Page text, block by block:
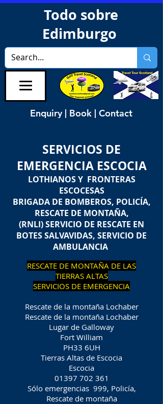
Todo sobre
Edimburgo
Enquiry | Book | Contact
SERVICIOS DE
EMERGENCIA ESCOCIA
LOTHIANOS Y FRONTERAS
ESCOCESAS
BRIGADA DE BOMBEROS, POLICÍA,
RESCATE DE MONTAÑA,
(RNLI) SERVICIO DE RESCATE EN
BOTES SALVAVIDAS, SERVICIO DE
AMBULANCIA
RESCATE DE MONTAÑA DE LAS
TIERRAS ALTAS
SERVICIOS DE EMERGENCIA
Rescate de la montaña Lochaber
Rescate de la montaña Lochaber
Lugar de Galloway
Fort William
PH33 6UH
Tierras Altas de Escocia
Escocia
01397 702 361
Sólo emergencias 999, Policía,
Rescate de montaña